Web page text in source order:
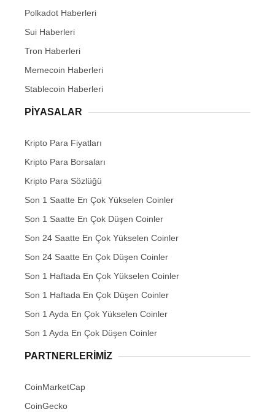
Polkadot Haberleri
Sui Haberleri
Tron Haberleri
Memecoin Haberleri
Stablecoin Haberleri
PIYASALAR
Kripto Para Fiyatları
Kripto Para Borsaları
Kripto Para Sözlüğü
Son 1 Saatte En Çok Yükselen Coinler
Son 1 Saatte En Çok Düşen Coinler
Son 24 Saatte En Çok Yükselen Coinler
Son 24 Saatte En Çok Düşen Coinler
Son 1 Haftada En Çok Yükselen Coinler
Son 1 Haftada En Çok Düşen Coinler
Son 1 Ayda En Çok Yükselen Coinler
Son 1 Ayda En Çok Düşen Coinler
PARTNERLERIMIZ
CoinMarketCap
CoinGecko